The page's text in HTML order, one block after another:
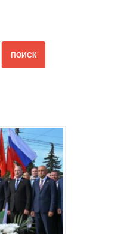
ПОИСК